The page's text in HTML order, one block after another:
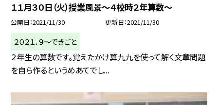
１１月３０日（火）授業風景〜４校時２年算数〜
公開日 2021/11/30 更新日 2021/11/30
２０２１．９〜できごと
２年生の算数です。覚えたかけ算九九を使って解く文章問題
を自ら作るというめあてでし...